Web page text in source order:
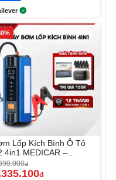
Lốp Kích Bình Ô Tô
4in1 MEDICAR –
đ
đ